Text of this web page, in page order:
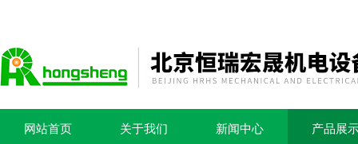
网站首页 关于我们 新闻中心 产品展